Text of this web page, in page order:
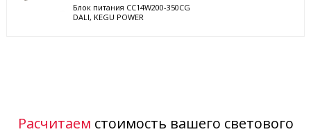
Блок питания CC14W200-350CG
DALI, KEGU POWER
Расчитаем стоимость вашего светового